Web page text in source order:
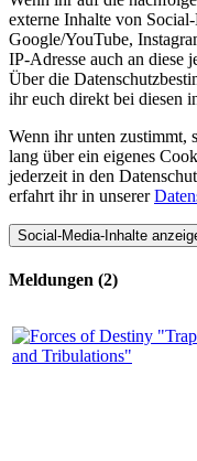
externe Inhalte von
Google/YouTube,
IP-Adresse auch an diese
Über die
ihr euch direkt bei diesen
Wenn ihr unten zustimmt,
lang über ein eigenes
jederzeit in den
erfahrt ihr in unserer
Social-Media-Inhalte
Meldungen (2)